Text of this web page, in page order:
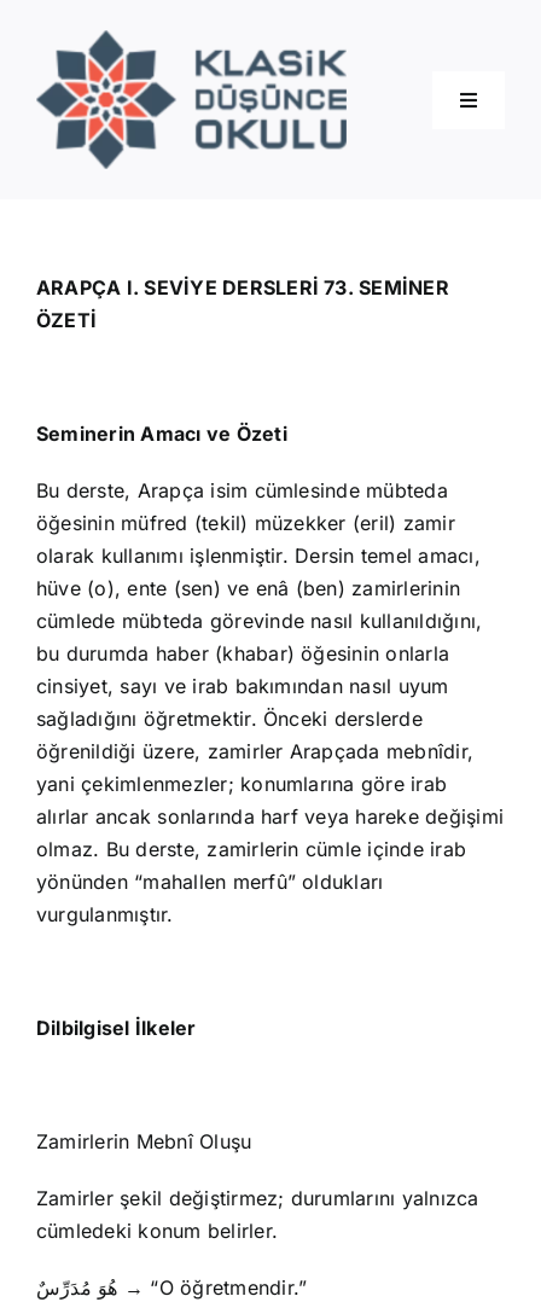
content
Toggle
Eğitimler
İletişim
ARAPÇA I. SEVİYE DERSLERİ 73. SEMİNER
ÖZETİ
Seminerin Amacı ve Özeti
Bu derste, Arapça isim cümlesinde mübteda
öğesinin müfred (tekil) müzekker (eril) zamir
olarak kullanımı işlenmiştir. Dersin temel amacı,
hüve (o), ente (sen) ve enâ (ben) zamirlerinin
cümlede mübteda görevinde nasıl kullanıldığını,
bu durumda haber (khabar) öğesinin onlarla
cinsiyet, sayı ve irab bakımından nasıl uyum
sağladığını öğretmektir. Önceki derslerde
öğrenildiği üzere, zamirler Arapçada mebnîdir,
yani çekimlenmezler; konumlarına göre irab
alırlar ancak sonlarında harf veya hareke değişimi
olmaz. Bu derste, zamirlerin cümle içinde irab
yönünden “mahallen merfû” oldukları
vurgulanmıştır.
Dilbilgisel İlkeler
Zamirlerin Mebnî Oluşu
Zamirler şekil değiştirmez; durumlarını yalnızca
cümledeki konum belirler.
هُوَ مُدَرِّسٌ → “O öğretmendir.”